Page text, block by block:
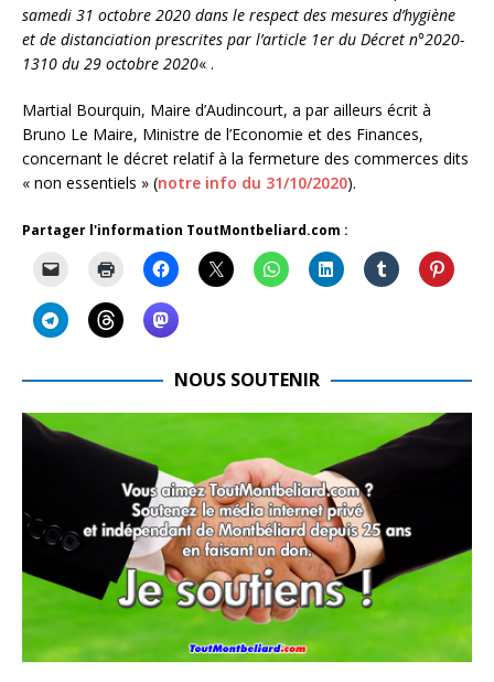
samedi 31 octobre 2020 dans le respect des mesures d’hygiène
et de distanciation prescrites par l’article 1er du Décret n°2020-
1310 du 29 octobre 2020« .
Martial Bourquin, Maire d’Audincourt, a par ailleurs écrit à
Bruno Le Maire, Ministre de l’Economie et des Finances,
concernant le décret relatif à la fermeture des commerces dits
« non essentiels » (notre info du 31/10/2020).
Partager l'information ToutMontbeliard.com :
NOUS SOUTENIR